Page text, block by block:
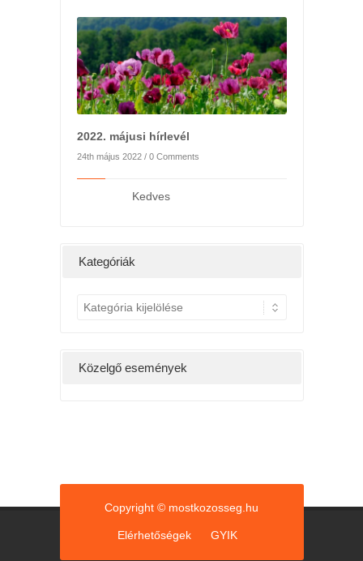
2022. májusi hírlevél
24th május 2022 / 0 Comments
Kedves
Kategóriák
eKözelgő események
Copyright © mostkozosseg.hu
Elérhetőségek GYIK